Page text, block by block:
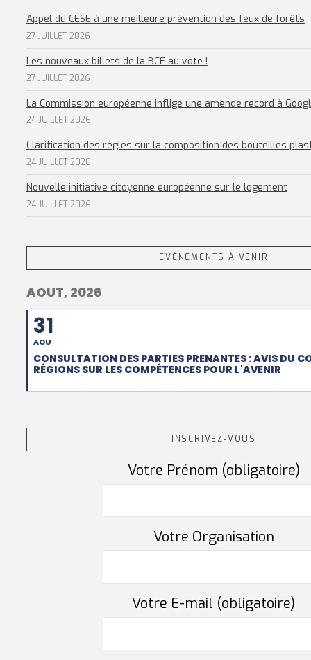
Appel du CESE à une meilleure prévention des feux de forêts
27 JUILLET 2026
Les nouveaux billets de la BCE au vote !
27 JUILLET 2026
La Commission européenne inflige une amende record à
24 JUILLET 2026
Clarification des règles sur la composition des bouteilles
24 JUILLET 2026
Nouvelle initiative citoyenne européenne sur le logement
24 JUILLET 2026
EVÈNEMENTS À VENIR
AOUT, 2026
31
AOU
CONSULTATION DES PARTIES PRENANTES : AVIS DU
RÉGIONS SUR LES COMPÉTENCES POUR L'AVENIR
INSCRIVEZ-VOUS
Votre Prénom (obligatoire)
Votre Organisation
Votre E-mail (obligatoire)